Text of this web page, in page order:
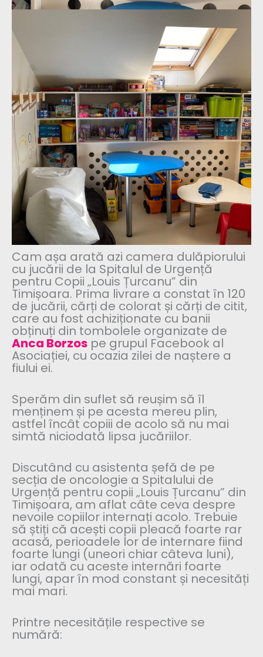
Cam așa arată azi camera dulăpiorului
cu jucării de la Spitalul de Urgență
pentru Copii „Louis Țurcanu” din
Timișoara. Prima livrare a constat în 120
de jucării, cărți de colorat și cărți de citit,
care au fost achiziționate cu banii
obținuți din tombolele organizate de
Anca Borzos pe grupul Facebook al
Asociației, cu ocazia zilei de naștere a
fiului ei.
Sperăm din suflet să reușim să îl
menținem și pe acesta mereu plin,
astfel încât copiii de acolo să nu mai
simtă niciodată lipsa jucăriilor.
Discutând cu asistenta șefă de pe
secția de oncologie a Spitalului de
Urgență pentru copii „Louis Țurcanu” din
Timișoara, am aflat câte ceva despre
nevoile copiilor internați acolo. Trebuie
să știți că acești copii pleacă foarte rar
acasă, perioadele lor de internare fiind
foarte lungi (uneori chiar câteva luni),
iar odată cu aceste internări foarte
lungi, apar în mod constant și necesități
mai mari.
Printre necesitățile respective se
numără: